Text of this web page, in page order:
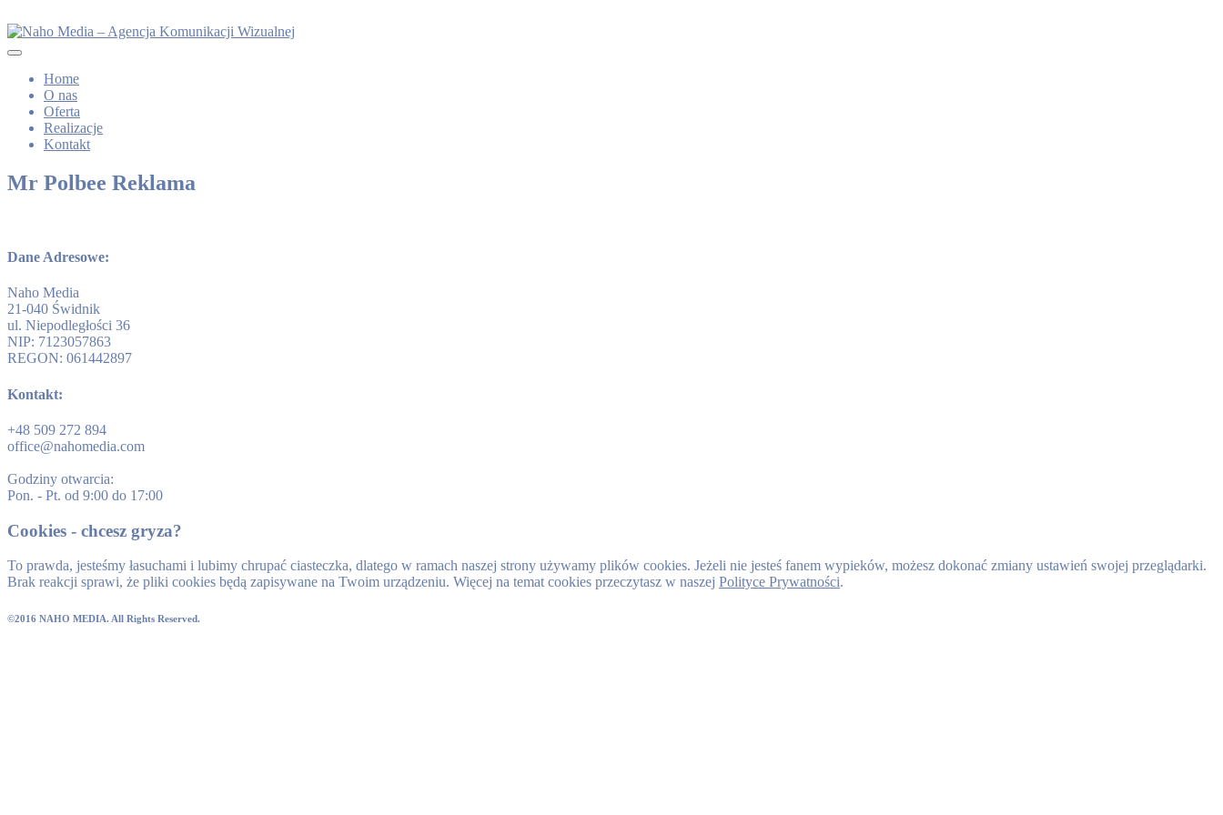
Home
O nas
Oferta
Realizacje
Kontakt
Mr Polbee Reklama
Dane Adresowe:
Naho Media
21-040 Świdnik
ul. Niepodległości 36
NIP: 7123057863
REGON: 061442897
Kontakt:
+48 509 272 894
office@nahomedia.com
Godziny otwarcia:
Pon. - Pt. od 9:00 do 17:00
Cookies - chcesz gryza?
To prawda, jesteśmy łasuchami i lubimy chrupać ciasteczka, dlatego w ramach naszej strony używamy plików cookies. Jeżeli nie jesteś fanem wypieków, możesz dokonać zmiany ustawień swojej przeglądarki.
Brak reakcji sprawi, że pliki cookies będą zapisywane na Twoim urządzeniu. Więcej na temat cookies przeczytasz w naszej Polityce Prywatności.
©2016 NAHO MEDIA. All Rights Reserved.